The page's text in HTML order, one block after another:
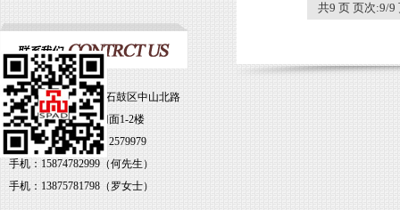
地址：湖南省衡阳市石鼓区中山北路
79号雁北大厦3-4号门面1-2楼
电话：0734-8469338 2579979
手机：15874782999（何先生）
手机：13875781798（罗女士）
共9 页 页次:9/9